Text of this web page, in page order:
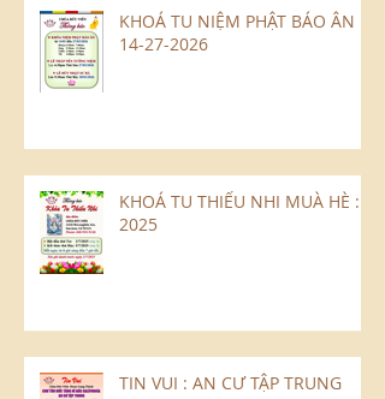
KHOÁ TU NIỆM PHẬT BÁO ÂN
14-27-2026
KHOÁ TU THIẾU NHI MUÀ HÈ :
2025
TIN VUI : AN CƯ TẬP TRUNG